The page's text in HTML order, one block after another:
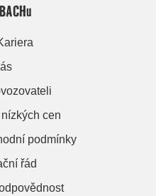
cen
podmínky
řád